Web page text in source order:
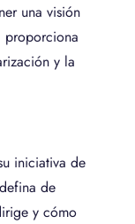
una visión
proporciona
y la
iniciativa de
de
y cómo